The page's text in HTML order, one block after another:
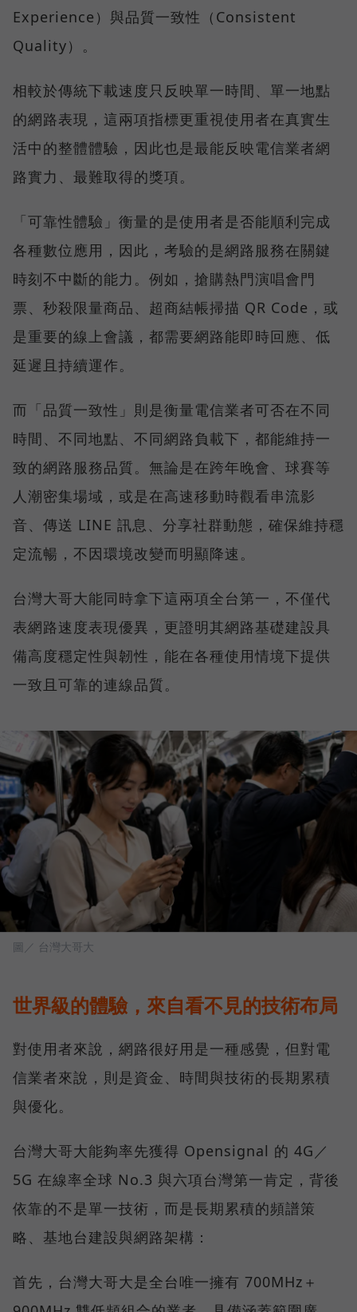
Experience）與品質一致性（Consistent
Quality）。
相較於傳統下載速度只反映單一時間、單一地點
的網路表現，這兩項指標更重視使用者在真實生
活中的整體體驗，因此也是最能反映電信業者網
路實力、最難取得的獎項。
「可靠性體驗」衡量的是使用者是否能順利完成
各種數位應用，因此，考驗的是網路服務在關鍵
時刻不中斷的能力。例如，搶購熱門演唱會門
票、秒殺限量商品、超商結帳掃描 QR Code，或
是重要的線上會議，都需要網路能即時回應、低
延遲且持續運作。
而「品質一致性」則是衡量電信業者可否在不同
時間、不同地點、不同網路負載下，都能維持一
致的網路服務品質。無論是在跨年晚會、球賽等
人潮密集場域，或是在高速移動時觀看串流影
音、傳送 LINE 訊息、分享社群動態，確保維持穩
定流暢，不因環境改變而明顯降速。
台灣大哥大能同時拿下這兩項全台第一，不僅代
表網路速度表現優異，更證明其網路基礎建設具
備高度穩定性與韌性，能在各種使用情境下提供
一致且可靠的連線品質。
圖／ 台灣大哥大
世界級的體驗，來自看不見的技術布局
對使用者來說，網路很好用是一種感覺，但對電
信業者來說，則是資金、時間與技術的長期累積
與優化。
台灣大哥大能夠率先獲得 Opensignal 的 4G／
5G 在線率全球 No.3 與六項台灣第一肯定，背後
依靠的不是單一技術，而是長期累積的頻譜策
略、基地台建設與網路架構：
首先，台灣大哥大是全台唯一擁有 700MHz＋